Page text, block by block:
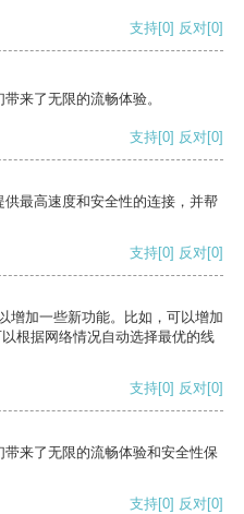
支持[0] 反对[0]
来了无限的流畅体验。
支持[0] 反对[0]
最高速度和安全性的连接，并帮
支持[0] 反对[0]
增加一些新功能。比如，可以增加
根据网络情况自动选择最优的线
支持[0] 反对[0]
来了无限的流畅体验和安全性保
支持[0] 反对[0]